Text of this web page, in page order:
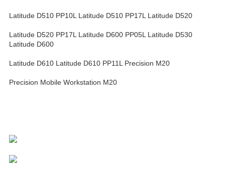
Latitude D510 PP10L Latitude D510 PP17L Latitude D520
Latitude D520 PP17L Latitude D600 PP05L Latitude D530
Latitude D600
Latitude D610 Latitude D610 PP11L Precision M20
Precision Mobile Workstation M20